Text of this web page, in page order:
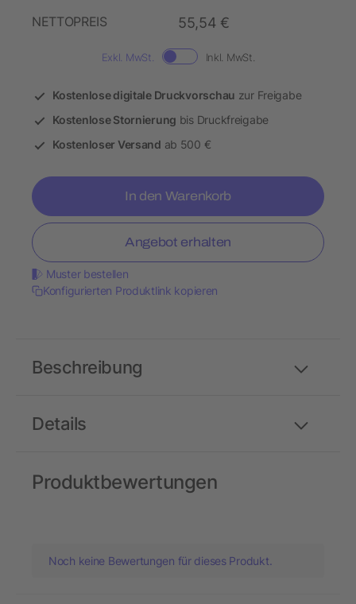
NETTOPREIS
55,54 €
Exkl. MwSt. Inkl. MwSt.
Kostenlose digitale Druckvorschau zur Freigabe
Kostenlose Stornierung bis Druckfreigabe
Kostenloser Versand ab 500 €
In den Warenkorb
Angebot erhalten
Muster bestellen
Konfigurierten Produktlink kopieren
Details
Beschreibung
Produktbewertungen
Noch keine Bewertungen für dieses Produkt.